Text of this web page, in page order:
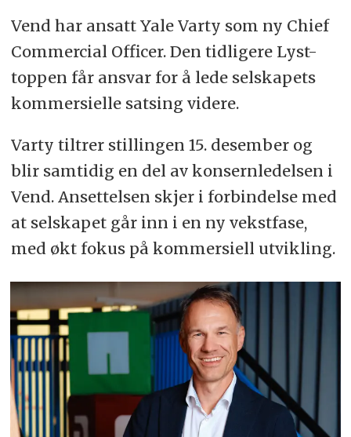
Vend har ansatt Yale Varty som ny Chief
Commercial Officer. Den tidligere Lyst-
toppen får ansvar for å lede selskapets
kommersielle satsing videre.
Varty tiltrer stillingen 15. desember og
blir samtidig en del av konsernledelsen i
Vend. Ansettelsen skjer i forbindelse med
at selskapet går inn i en ny vekstfase,
med økt fokus på kommersiell utvikling.